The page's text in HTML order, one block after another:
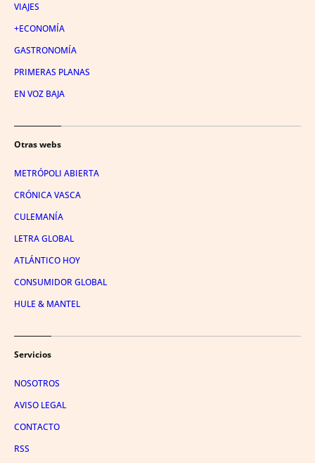
VIAJES
+ECONOMÍA
GASTRONOMÍA
PRIMERAS PLANAS
EN VOZ BAJA
Otras webs
METRÓPOLI ABIERTA
CRÓNICA VASCA
CULEMANÍA
LETRA GLOBAL
ATLÁNTICO HOY
CONSUMIDOR GLOBAL
HULE & MANTEL
Servicios
NOSOTROS
AVISO LEGAL
CONTACTO
RSS